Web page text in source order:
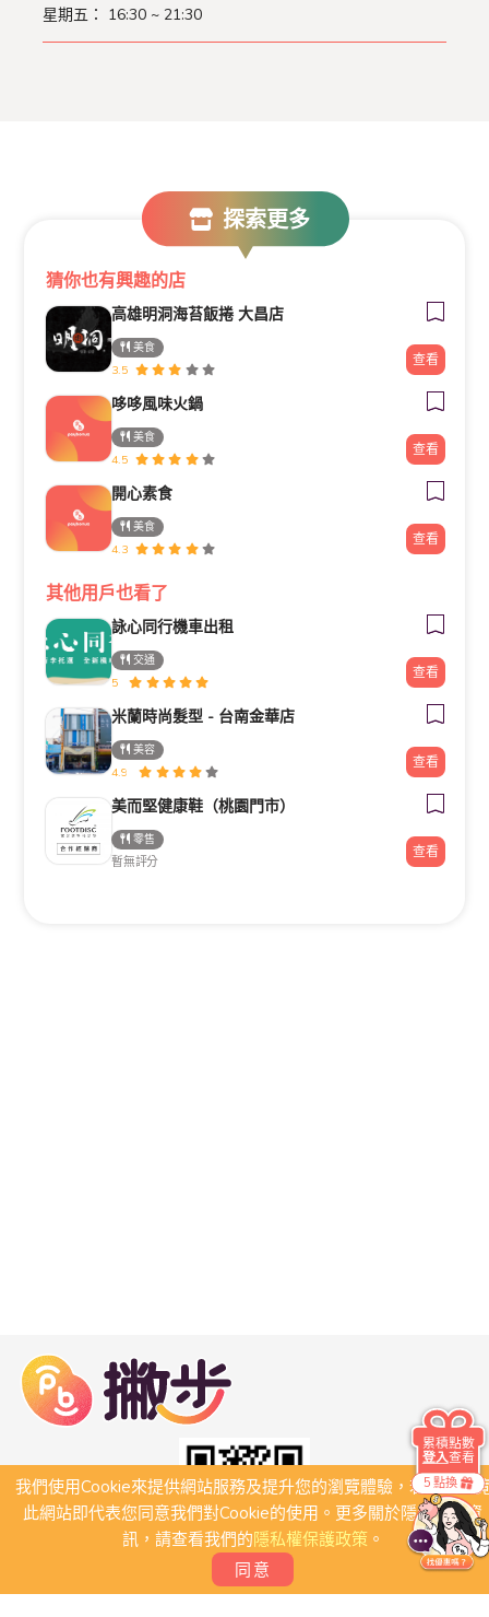
星期五： 16:30 ~ 21:30
探索更多
猜你也有興趣的店
高雄明洞海苔飯捲 大昌店
美食
3.5
查看
哆哆風味火鍋
美食
4.5
查看
開心素食
美食
4.3
查看
其他用戶也看了
詠心同行機車出租
交通
5
查看
米蘭時尚髮型 - 台南金華店
美容
4.9
查看
美而堅健康鞋（桃園門市）
零售
暫無評分
查看
我們使用Cookie來提供網站服務及提升您的瀏覽體驗，若繼續瀏
此網站即代表您同意我們對Cookie的使用。更多關於隱私保護資
訊，請查看我們的隱私權保護政策。
同意
5 點換
累積點數
登入查看